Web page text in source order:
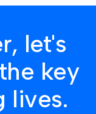
let's
key
lives.